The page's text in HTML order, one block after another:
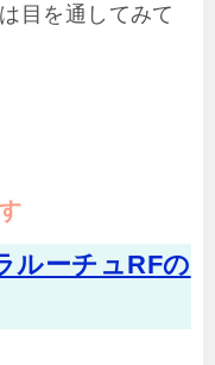
目を通してみて
ルーチュRFの